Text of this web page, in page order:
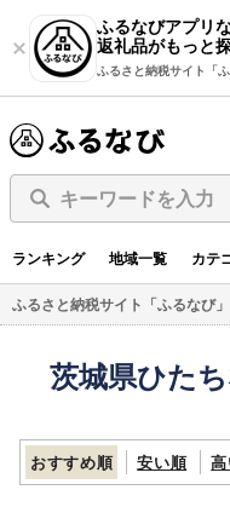
ふるなびアプリ
返礼品がもっと
ふるさと納税サイト「ふ
キーワードを入力
ランキング 地域一覧 カテ
ふるさと納税サイト「ふるなび」
茨城県ひた
おすすめ順 安い順